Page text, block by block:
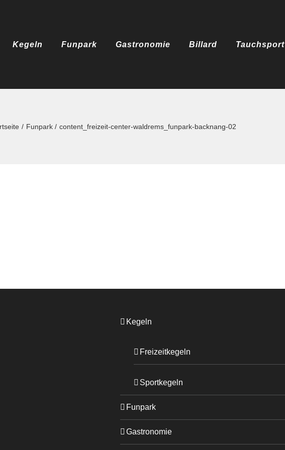
Kegeln
Funpark Gastronomie Billard Tauchsport
Funpark content_freizeit-center-waldrems_funpark-backnang-02
Kegeln
Freizeitkegeln
Sportkegeln
Funpark
Gastronomie